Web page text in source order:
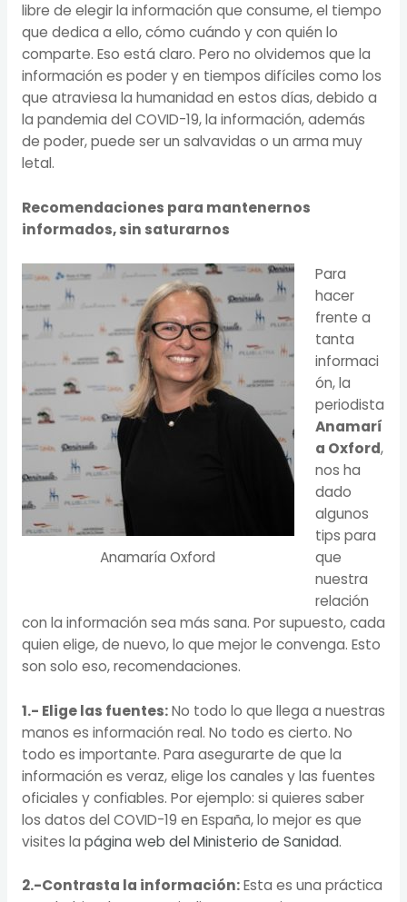
libre de elegir la información que consume, el tiempo
que dedica a ello, cómo cuándo y con quién lo
comparte. Eso está claro. Pero no olvidemos que la
información es poder y en tiempos difíciles como los
que atraviesa la humanidad en estos días, debido a
la pandemia del COVID-19, la información, además
de poder, puede ser un salvavidas o un arma muy
letal.
Recomendaciones para mantenernos
informados, sin saturarnos
Anamaría Oxford
Para
hacer
frente a
tanta
informaci
ón, la
periodista
Anamarí
a Oxford,
nos ha
dado
algunos
tips para
que
nuestra
relación
con la información sea más sana. Por supuesto, cada
quien elige, de nuevo, lo que mejor le convenga. Esto
son solo eso, recomendaciones.
1.- Elige las fuentes:No todo lo que llega a nuestras
manos es información real. No todo es cierto. No
todo es importante. Para asegurarte de que la
información es veraz, elige los canales y las fuentes
oficiales y confiables. Por ejemplo: si quieres saber
los datos del COVID-19 en España, lo mejor es que
visites la página web del Ministerio de Sanidad.
2.-Contrasta la información:Esta es una práctica